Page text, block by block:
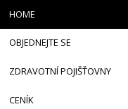
HOME
OBJEDNEJTE SE
ZDRAVOTNÍ POJIŠŤOVNY
CENÍK